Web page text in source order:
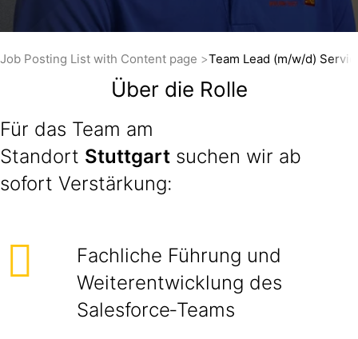
Job Posting List with Content page Team Lead (m/w/d)
Über die Rolle
Für das Team am
Standort Stuttgart suchen wir ab
sofort Verstärkung:
Fachliche Führung und
Weiterentwicklung des
Salesforce‑Teams